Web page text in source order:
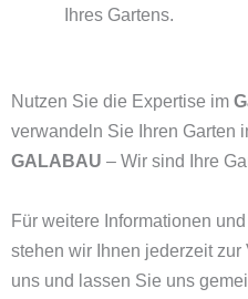
Ihres Gartens.
Nutzen Sie die Expertise im
verwandeln Sie Ihren Garten
GALABAU – Wir sind Ihre
Für weitere Informationen
stehen wir Ihnen jederzeit
uns und lassen Sie uns